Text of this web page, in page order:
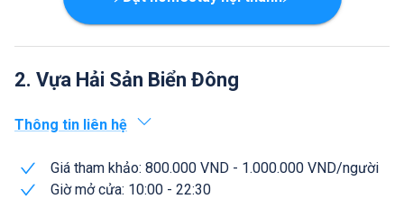
2. Vựa Hải Sản Biển Đông
Thông tin liên hệ
Giá tham khảo: 800.000 VND - 1.000.000 VND/người
Giờ mở cửa: 10:00 - 22:30